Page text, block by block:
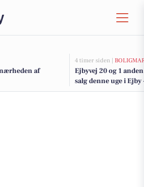
af
4 timer siden |
Ejbyvej 20 og 1
salg denne uge i